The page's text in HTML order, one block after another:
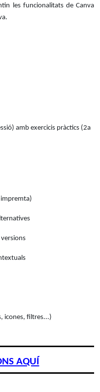
les funcionalitats de Canva
amb exercicis pràctics (2a
impremta)
versions
icones, filtres...)
AQUÍ